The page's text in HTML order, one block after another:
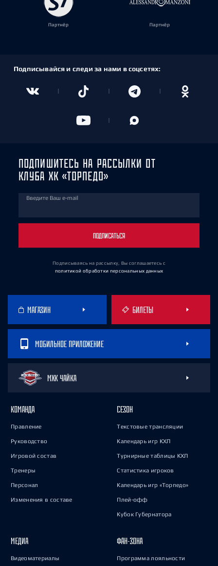
Партнёр Партнёр
Подписывайся и следи за нами в соцсетях:
ПОДПИШИТЕСЬ НА РАССЫЛКИ ОТ
КЛУБА ХК «ТОРПЕДО»
Введите Ваш e-mail
ПОДПИСАТЬСЯ
Подписываясь на рассылку, Вы соглашаетесь с
политикой обработки персональных данных
МАГАЗИН БИЛЕТЫ
МОБИЛЬНОЕ ПРИЛОЖЕНИЕ
МХК ЧАЙКА
КОМАНДА
Правление
Руководство
Игровой состав
Тренеры
Персонал
Изменения в составе
СЕЗОН
Текстовые трансляции
Календарь игр КХЛ
Турнирные таблицы КХЛ
Статистика игроков
Календарь игр «Торпедо»
Плей-офф
Кубок Губернатора
МЕДИА
Видеоматериалы
ФАН-ЗОНА
Программа лояльности